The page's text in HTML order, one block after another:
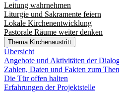
Leitung wahrnehmen
Liturgie und Sakramente feiern
Lokale Kirchenentwicklung
Pastorale Räume weiter denken
Thema Kirchenaustritt
Übersicht
Angebote und Aktivitäten der
Zahlen, Daten und Fakten zum
Die Tür offen halten
Erfahrungen der Projektstelle